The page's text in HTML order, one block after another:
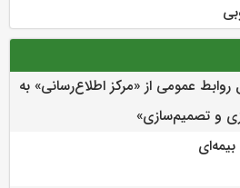
عمومی از «مرکز اطلاع‌رسانی» به
و تصمیم‌سازی»